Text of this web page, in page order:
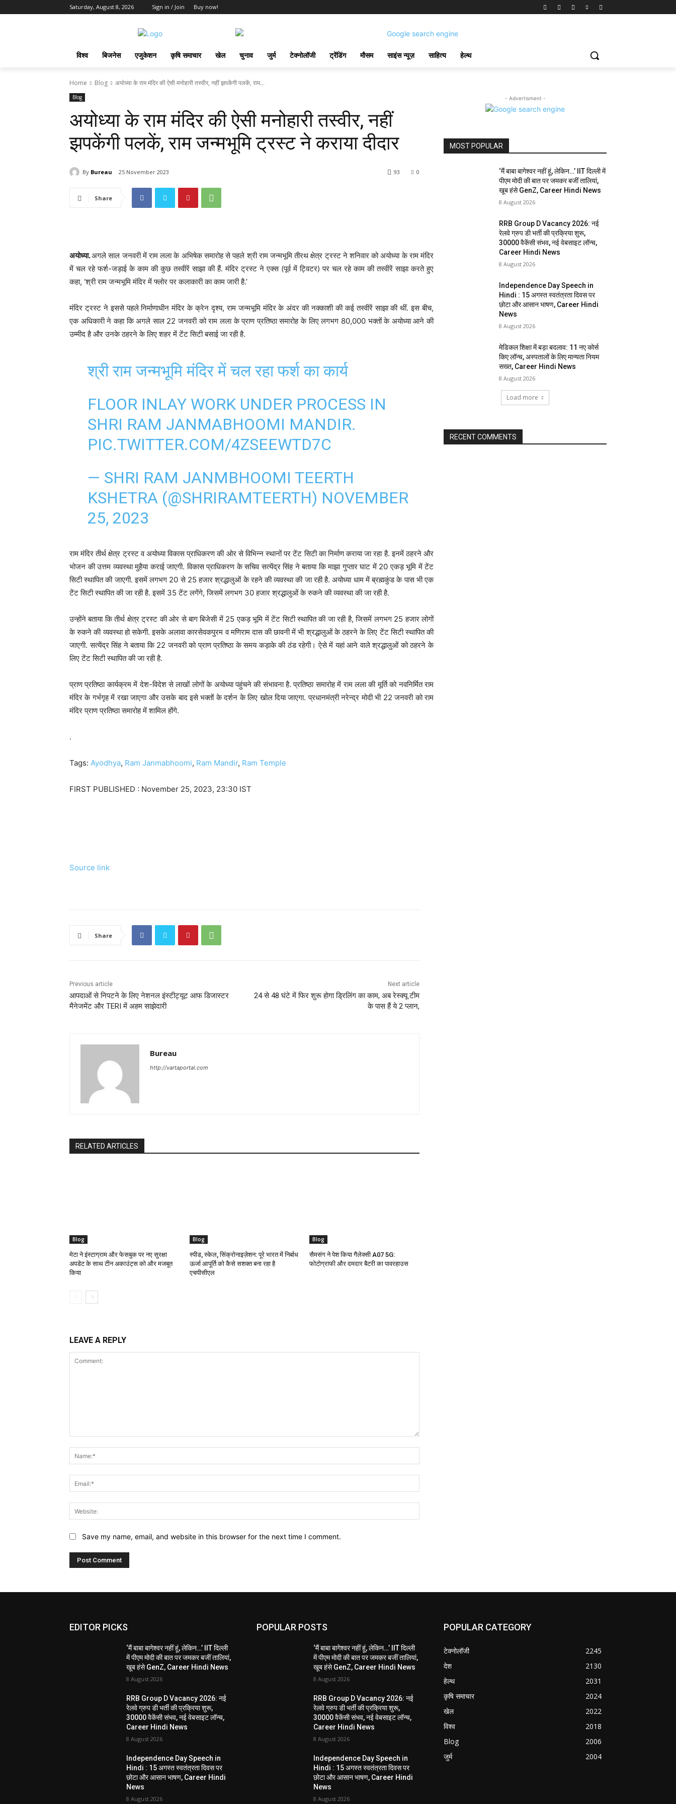
Saturday, August 8, 2026 Sign in / Join Buy now!
विश्व बिजनेस एजुकेशन कृषि समाचार खेल चुनाव जुर्म टेक्नोलॉजी ट्रेंडिंग मौसम साइंस न्यूज़ साहित्य हेल्थ
Home Blog अयोध्या के राम मंदिर की ऐसी मनोहारी तस्वीर, नहीं झपकेंगी पलकें, राम...
Blog
अयोध्या के राम मंदिर की ऐसी मनोहारी तस्वीर, नहीं
झपकेंगी पलकें, राम जन्मभूमि ट्रस्ट ने कराया दीदार
By Bureau 25 November 2023 0
93
Share
अयोध्या.अगले साल जनवरी में राम लला के अभिषेक समारोह से पहले श्री राम जन्मभूमि तीरथ क्षेत्र ट्रस्ट ने शनिवार को अयोध्या के राम मंदिर
में चल रहे फर्श-जड़ाई के काम की कुछ तस्वीरें साझा की हैं. मंदिर ट्रस्ट ने एक्स (पूर्व में ट्विटर) पर चल रहे काम की तस्वीरें साझा करते हुए
कहा, ‘श्री राम जन्मभूमि मंदिर में फ्लोर पर कलाकारी का काम जारी है.’
मंदिर ट्रस्ट ने इससे पहले निर्माणाधीन मंदिर के क्रेन दृश्य, राम जन्मभूमि मंदिर के अंदर की नक्काशी की कई तस्वीरें साझा की थीं. इस बीच,
एक अधिकारी ने कहा कि अगले साल 22 जनवरी को राम लला के प्राण प्रतिष्ठा समारोह के लिए लगभग 80,000 भक्तों के अयोध्या आने की
उम्मीद है और उनके ठहरने के लिए शहर में टेंट सिटी बसाई जा रही है.
श्री राम जन्मभूमि मंदिर में चल रहा फर्श का कार्य
FLOOR INLAY WORK UNDER PROCESS IN
SHRI RAM JANMABHOOMI MANDIR.
PIC.TWITTER.COM/4ZSEEWTD7C
— SHRI RAM JANMBHOOMI TEERTH
KSHETRA (@SHRIRAMTEERTH) NOVEMBER
25, 2023
राम मंदिर तीर्थ क्षेत्र ट्रस्ट व अयोध्या विकास प्राधिकरण की ओर से विभिन्न स्थानों पर टेंट सिटी का निर्माण कराया जा रहा है. इनमें ठहरने और
भोजन की उत्तम व्यवस्था मुहैया कराई जाएगी. विकास प्राधिकरण के सचिव सत्येंद्र सिंह ने बताया कि माझा गुप्तार घाट में 20 एकड़ भूमि में टेंट
सिटी स्थापित की जाएगी. इसमें लगभग 20 से 25 हजार श्रद्धालुओं के रहने की व्यवस्था की जा रही है. अयोध्या धाम में ब्रह्मकुंड के पास भी एक
टेंट सिटी स्थापित की जा रही है. इसमें 35 टेंट लगेंगे, जिसमें लगभग 30 हजार श्रद्धालुओं के रुकने की व्यवस्था की जा रही है.
उन्होंने बताया कि तीर्थ क्षेत्र ट्रस्ट की ओर से बाग बिजेसी में 25 एकड़ भूमि में टेंट सिटी स्थापित की जा रही है, जिसमें लगभग 25 हजार लोगों
के रुकने की व्यवस्था हो सकेगी. इसके अलावा कारसेवकपुरम व मणिराम दास की छावनी में भी श्रद्धालुओं के ठहरने के लिए टेंट सिटी स्थापित की
जाएगी. सत्येंद्र सिंह ने बताया कि 22 जनवरी को प्राण प्रतिष्ठा के समय कड़ाके की ठंड रहेगी। ऐसे में यहां आने वाले श्रद्धालुओं को ठहरने के
लिए टेंट सिटी स्थापित की जा रही है.
प्राण प्रतिष्ठा कार्यक्रम में देश-विदेश से लाखों लोगों के अयोध्या पहुंचने की संभावना है. प्रतिष्ठा समारोह में राम लला की मूर्ति को नवनिर्मित राम
मंदिर के गर्भगृह में रखा जाएगा और उसके बाद इसे भक्तों के दर्शन के लिए खोल दिया जाएगा. प्रधानमंत्री नरेन्‍द्र मोदी भी 22 जनवरी को राम
मंदिर प्राण प्रतिष्ठा समारोह में शामिल होंगे.
.
Tags: Ayodhya, Ram Janmabhoomi, Ram Mandir, Ram Temple
FIRST PUBLISHED : November 25, 2023, 23:30 IST
Source link
Share
Previous article
आपदाओं से निपटने के लिए नेशनल इंस्टीट्यूट आफ डिजास्टर
मैनेजमेंट और TERI में अहम साझेदारी
Next article
24 से 48 घंटे में फिर शुरू हाेगा ड्रिलिंग का काम, अब रेस्क्यू टीम
के पास हैं ये 2 प्लान,
Bureau
http://vartaportal.com
RELATED ARTICLES
Blog
मेटा ने इंस्टाग्राम और फेसबुक पर नए सुरक्षा
अपडेट के साथ टीन अकाउंट्स को और मजबूत
किया
Blog
स्पीड, स्केल, सिंक्रोनाइज़ेशन: पूरे भारत में निर्बाध
ऊर्जा आपूर्ति को कैसे सशक्त बना रहा है
एचपीसीएल
Blog
सैमसंग ने पेश किया गैलेक्सी A07 5G:
फोटोग्राफी और दमदार बैटरी का पावरहाउस
LEAVE A REPLY
Save my name, email, and website in this browser for the next time I comment.
- Advertisment -
MOST POPULAR
‘मैं बाबा बागेश्वर नहीं हूं, लेकिन…’ IIT दिल्ली में
पीएम मोदी की बात पर जमकर बजीं तालियां,
खूब हंसे GenZ, Career Hindi News
8 August 2026
RRB Group D Vacancy 2026: नई
रेलवे ग्रुप डी भर्ती की प्रक्रिया शुरू,
30000 वैकेंसी संभव, नई वेबसाइट लॉन्च,
Career Hindi News
8 August 2026
Independence Day Speech in
Hindi : 15 अगस्त स्वतंत्रता दिवस पर
छोटा और आसान भाषण, Career Hindi
News
8 August 2026
मेडिकल शिक्षा में बड़ा बदलाव: 11 नए कोर्स
किए लॉन्च, अस्पतालों के लिए मान्यता नियम
सख्त, Career Hindi News
8 August 2026
Load more
RECENT COMMENTS
EDITOR PICKS
‘मैं बाबा बागेश्वर नहीं हूं, लेकिन…’ IIT दिल्ली
में पीएम मोदी की बात पर जमकर बजीं तालियां,
खूब हंसे GenZ, Career Hindi News
8 August 2026
RRB Group D Vacancy 2026: नई
रेलवे ग्रुप डी भर्ती की प्रक्रिया शुरू,
30000 वैकेंसी संभव, नई वेबसाइट लॉन्च,
Career Hindi News
8 August 2026
Independence Day Speech in
Hindi : 15 अगस्त स्वतंत्रता दिवस पर
छोटा और आसान भाषण, Career Hindi
News
8 August 2026
POPULAR POSTS
‘मैं बाबा बागेश्वर नहीं हूं, लेकिन…’ IIT दिल्ली
में पीएम मोदी की बात पर जमकर बजीं तालियां,
खूब हंसे GenZ, Career Hindi News
8 August 2026
RRB Group D Vacancy 2026: नई
रेलवे ग्रुप डी भर्ती की प्रक्रिया शुरू,
30000 वैकेंसी संभव, नई वेबसाइट लॉन्च,
Career Hindi News
8 August 2026
Independence Day Speech in
Hindi : 15 अगस्त स्वतंत्रता दिवस पर
छोटा और आसान भाषण, Career Hindi
News
8 August 2026
POPULAR CATEGORY
टेक्नोलॉजी
2245
देश
2130
हेल्थ
2031
कृषि समाचार
2024
खेल
2022
विश्व
2018
Blog
2006
जुर्म
2004